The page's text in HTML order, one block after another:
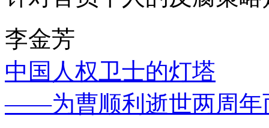
李金芳
中国人权卫士的灯塔
——为曹顺利逝世两周年